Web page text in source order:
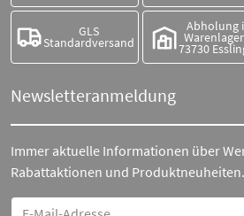
GLS
Standardversand
Abholung
73730
Newsletteranmeldung
Immer aktuelle Informationen über
Rabattaktionen und Produktneuheiten.